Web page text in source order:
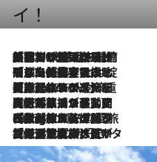
イ！
2026.8.6
「荷物が増えるほど旅ストレスは増す」美容ジャーナリストがたどり着いた最終結論。“化粧品を劇的に減らす”感動の凝縮美容とは
2026.8.6
「旅先には金髪ウィッグを持参」日本と同じメイクでは損してる!? 美容ジャーナリストが提案する“掟破りの旅美容”とは
2026.8.6
【厳選旅コスメ】「身軽さ＆UV対策重視！」ヘアアーティストshucoが選んだ夏旅ベストコスメを発表【Mサイズジップ】
2026.8.5
【厳選旅コスメ】国内をあちこち移動する河井菜摘が選んだ夏旅ベストコスメ発表！「リラックスアイテムはマスト」【Mサイズジップ】
2026.8.4
【厳選旅コスメ】「紫外線＆乾燥対策しながらメイク感も！」ヘア＆メイクGeorgeが選んだ夏旅ベストコスメを発表！【Mサイズジップ】
2026.8.3
【厳選旅コスメ】「保湿もタイパ重視！」“サウナ好き”タレント清水みさとが愛用する夏旅ベストコスメを発表！【Mサイズジップ】